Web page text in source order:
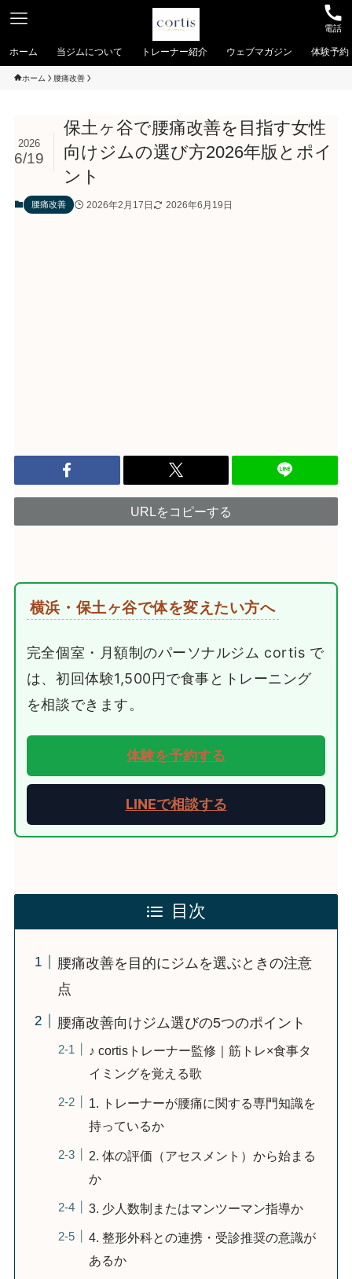
電話
ホーム 当ジムについて トレーナー紹介 ウェブマガジン 体験予約
ホーム 腰痛改善
保土ヶ谷で腰痛改善を目指す女性
向けジムの選び方2026年版とポイ
ント
2026
6/19
腰痛改善 2026年2月17日 2026年6月19日
URLをコピーする
横浜・保土ヶ谷で体を変えたい方へ
完全個室・月額制のパーソナルジム cortis で
は、初回体験1,500円で食事とトレーニング
を相談できます。
体験を予約する
LINEで相談する
目次
腰痛改善を目的にジムを選ぶときの注意
点
腰痛改善向けジム選びの5つのポイント
♪ cortisトレーナー監修｜筋トレ×食事タ
イミングを覚える歌
1. トレーナーが腰痛に関する専門知識を
持っているか
2. 体の評価（アセスメント）から始まる
か
3. 少人数制またはマンツーマン指導か
4. 整形外科との連携・受診推奨の意識が
あるか